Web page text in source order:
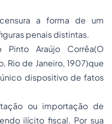
a forma de um
penais distintas.
Araújo Corrêa(O
Rio de Janeiro, 1907)que
dispositivo de fatos
ou importação de
ilícito fiscal. Por sua